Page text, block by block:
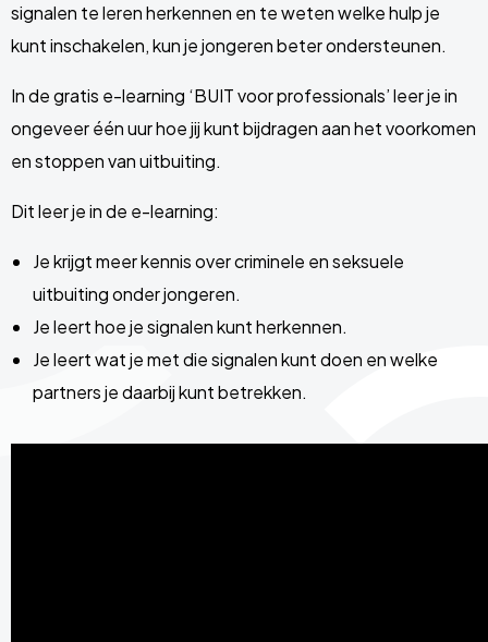
signalen te leren herkennen en te weten welke hulp je
kunt inschakelen, kun je jongeren beter ondersteunen.
In de gratis e-learning ‘BUIT voor professionals’ leer je in
ongeveer één uur hoe jij kunt bijdragen aan het voorkomen
en stoppen van uitbuiting.
Dit leer je in de e-learning:
Je krijgt meer kennis over criminele en seksuele
uitbuiting onder jongeren.
Je leert hoe je signalen kunt herkennen.
Je leert wat je met die signalen kunt doen en welke
partners je daarbij kunt betrekken.